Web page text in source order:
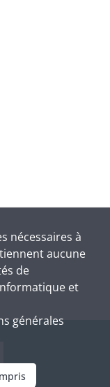
nécessaires à
aucune
de
et
générales